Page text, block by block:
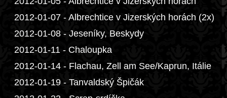
2012-01-07 - Albrechtice v Jizerských horách (2x)
2012-01-08 - Jeseníky, Beskydy
2012-01-11 - Chaloupka
2012-01-14 - Flachau, Zell am See/Kaprun, Itálie
2012-01-19 - Tanvaldský Špičák